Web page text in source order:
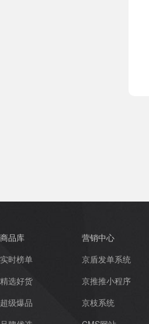
商品库
实时榜单
精选好货
超级爆品
营销中心
京盾发单系统
京推推小程序
京枝系统